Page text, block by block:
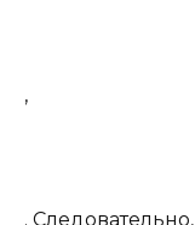
,
. Следовательно,